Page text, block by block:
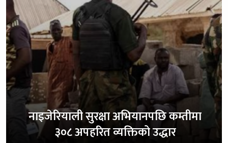
नाइजेरियाली सुरक्षा अभियानपछि कम्तीमा
३०८ अपहरित व्यक्तिको उद्धार